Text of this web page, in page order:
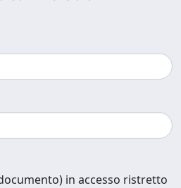
in accesso ristretto